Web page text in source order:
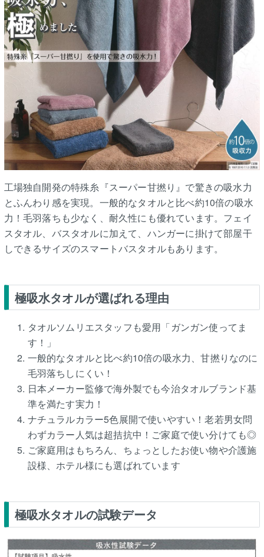
工場独自開発の特殊糸『スーパー甘撚り』で驚きの吸水力
とふんわり感を実現。一般的なタオルと比べ約10倍の吸水
力！毛羽落ちも少なく、耐久性にも優れています。フェイ
スタオル、バスタオルに加えて、ハンガーに掛けて部屋干
しできるサイズのスマートバスタオルもあります。
極吸水タオルが選ばれる理由
タオルソムリエスタッフも愛用「ガンガン使ってま
す！」
一般的なタオルと比べ約10倍の吸水力、甘撚りなのに
毛羽落ちしにくい！
日本メーカー監修で海外製でも今治タオルブランド基
準を満たす実力！
ナチュラルカラー5色展開で使いやすい！老若男女問
わずカラー人気は超拮抗中！ご家庭で使い分けても◎
ご家庭用はもちろん、ちょっとしたお使い物や介護施
設様、ホテル様にも選ばれています
極吸水タオルの試験データ